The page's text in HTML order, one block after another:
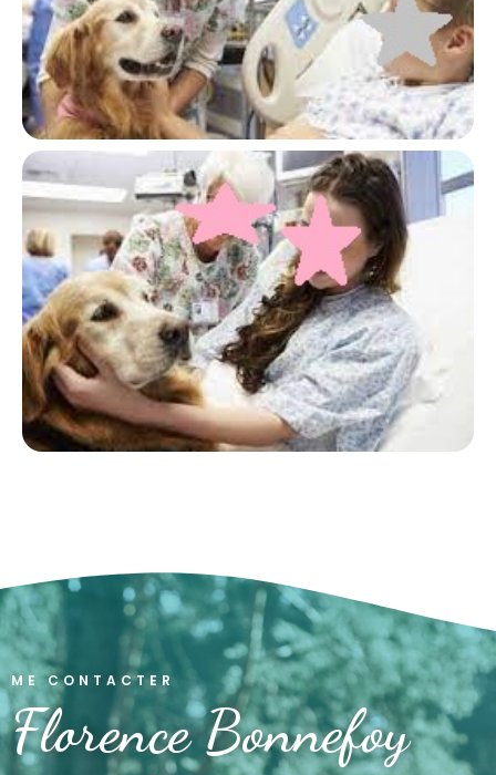
ME CONTACTER
Florence Bonnefoy